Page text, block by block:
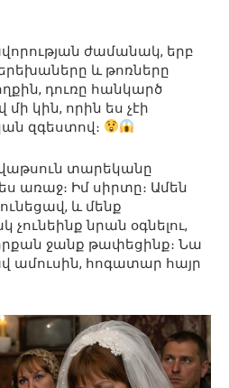
ժամանակ, երբ
և թոռները
դուռը հանկարծ
կին, որին ես չէի
զգեստով։
տարեկանը
առաջ։ Իմ սիրտը։ Ամեն
և մենք
նրան օգնելու,
ջանք թափեցինք։ Նա
ամուսին, հոգատար հայր